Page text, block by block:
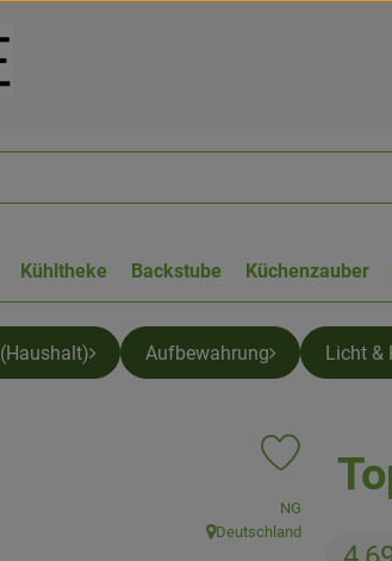
Kühltheke Backstube Küchenzauber
Aufbewahrung Licht &
Produkt zu
, Verband:
NG
, Herkunft:
Deutschland